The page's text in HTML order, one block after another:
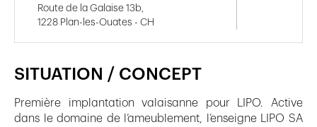
SITUATION / CONCEPT
Première implantation valaisanne pour LIPO. Active
dans le domaine de l’ameublement, l’enseigne LIPO SA
Route de la Galaise 13b,
1228 Plan-les-Ouates - CH